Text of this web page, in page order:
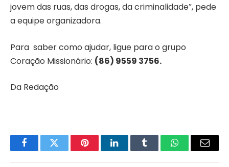
jovem das ruas, das drogas, da criminalidade”, pede
a equipe organizadora.
Para saber como ajudar, ligue para o grupo
Coração Missionário: (86) 9559 3756.
Da Redação
FacebookTwitter PinterestLinkedInTumblr WhatsAppEmail